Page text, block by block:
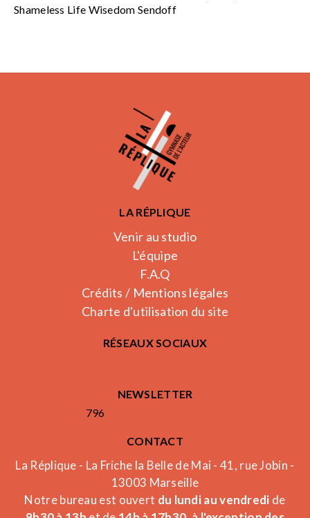
Shameless Life Wisedom Sendoff
LA RÉPLIQUE
Venir au studio
L'équipe
F.A.Q
Crédits / Mentions légales
Charte d'utilisation du site
RÉSEAUX SOCIAUX
NEWSLETTER
796
CONTACT
La Réplique - La Friche la Belle de Mai - 41, rue Jobin -
13003 Marseille
Notre bureau est ouvert du lundi au vendredi de